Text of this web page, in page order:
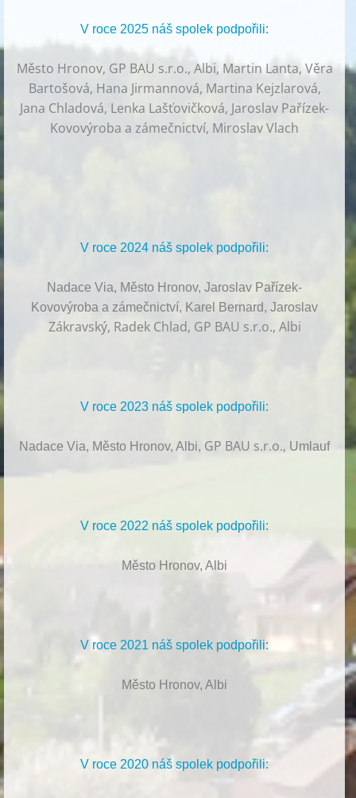
V roce 2025 náš spolek podpořili:
Město Hronov, GP BAU s.r.o., Albi, Martin Lanta, Věra
Bartošová, Hana Jirmannová, Martina Kejzlarová,
Jana Chladová, Lenka Lašťovičková, Jaroslav Pařízek-
Kovovýroba a zámečnictví, Miroslav Vlach
V roce 2024 náš spolek podpořili:
Nadace Via, Město Hronov, Jaroslav Pařízek-
Kovovýroba a zámečnictví, Karel Bernard, Jaroslav
Zákravský, Radek Chlad, GP BAU s.r.o., Albi
V roce 2023 náš spolek podpořili:
Nadace Via, Město Hronov, Albi, GP BAU s.r.o., Umlauf
V roce 2022 náš spolek podpořili:
Město Hronov, Albi
V roce 2021 náš spolek podpořili:
Město Hronov, Albi
V roce 2020 náš spolek podpořili: